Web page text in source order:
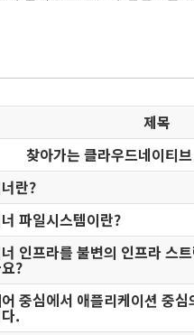
제목
찾아가는 클라우드네이티
란?
파일시스템이란?
인프라를 불변의 인프라 스
?
중심에서 애플리케이션 중
.